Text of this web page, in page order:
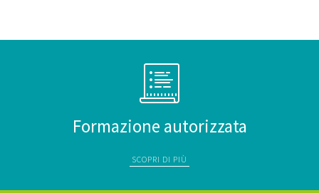
Formazione autorizzata
SCOPRI DI PIÙ